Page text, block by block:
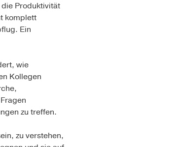
Produktivität
komplett
Ein
wie
Kollegen
zu treffen.
zu verstehen,